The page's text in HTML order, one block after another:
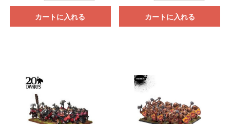
カートに入れる カートに入れる